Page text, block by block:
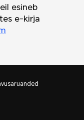
esineb
e-kirja